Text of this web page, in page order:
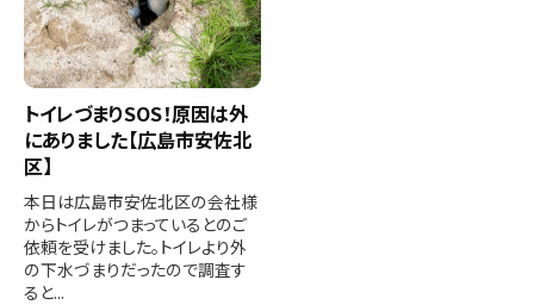
トイレづまりSOS！原因は外
にありました【広島市安佐北
区】
本日は広島市安佐北区の会社様
からトイレがつまっているとのご
依頼を受けました。トイレより外
の下水づまりだったので調査す
ると...